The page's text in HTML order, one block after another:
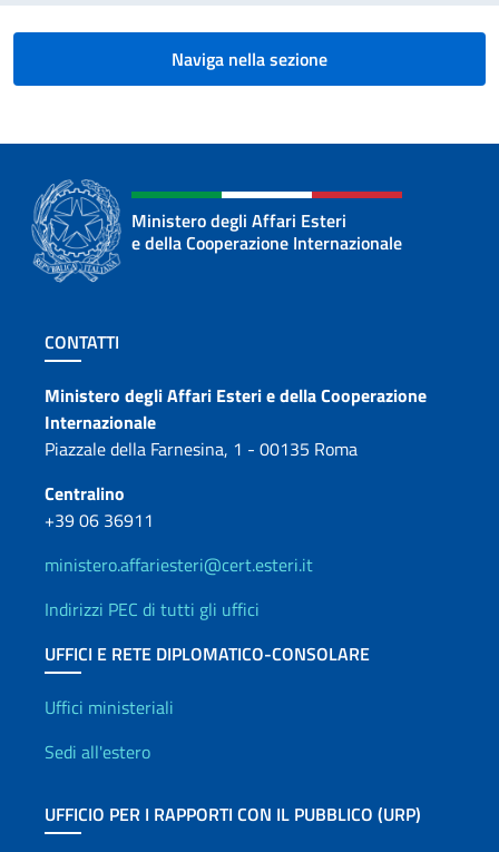
Naviga nella sezione
Ministero degli Affari Esteri
e della Cooperazione Internazionale
Sezione footer
CONTATTI
Contatti
Ministero degli Affari Esteri e della Cooperazione
Internazionale
Piazzale della Farnesina, 1 - 00135 Roma
Centralino
+39 06 36911
ministero.affariesteri@cert.esteri.it
Indirizzi PEC di tutti gli uffici
UFFICI E RETE DIPLOMATICO-CONSOLARE
Uffici e Rete diplomatica
Uffici ministeriali
Sedi all'estero
UFFICIO PER I RAPPORTI CON IL PUBBLICO (URP)